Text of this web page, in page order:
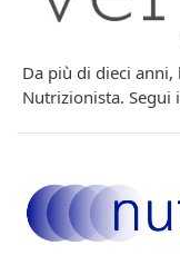
Da più di dieci
Nutrizionista. Segui